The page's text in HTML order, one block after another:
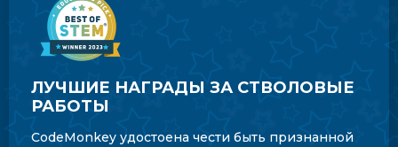
ЛУЧШИЕ НАГРАДЫ ЗА СТВОЛОВЫЕ
РАБОТЫ
CodeMonkey удостоена чести быть признанной